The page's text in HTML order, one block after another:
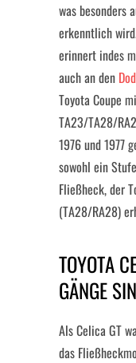
was besonders
erkenntlich
erinnert indes
auch an den
Toyota Coupe
TA23/TA28/
1976 und 1977
sowohl ein
Fließheck, der
(TA28/RA28)
TOYOTA
GÄNGE
Als Celica GT
das